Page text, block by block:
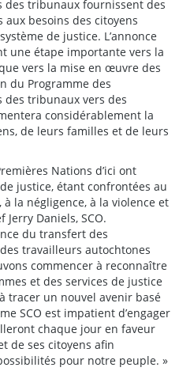
tribunaux fournissent des
besoins des citoyens
de justice. L’annonce
une étape importante vers la
vers la mise en œuvre des
du Programme des
tribunaux vers des
considérablement la
de leurs familles et de leurs
Nations d’ici ont
justice, étant confrontées au
la négligence, à la violence et
Daniels, SCO.
du transfert des
travailleurs autochtones
commencer à reconnaître
et des services de justice
tracer un nouvel avenir basé
SCO est impatient d’engager
chaque jour en faveur
de ses citoyens afin
pour notre peuple. »